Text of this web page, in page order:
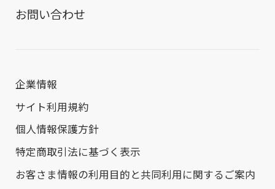
お問い合わせ
企業情報
サイト利用規約
個人情報保護方針
特定商取引法に基づく表示
お客さま情報の利用目的と共同利用に関するご案内